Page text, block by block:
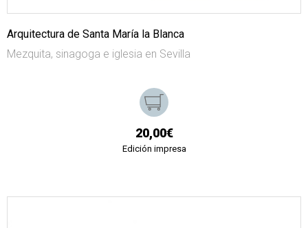
Arquitectura de Santa María la Blanca
Mezquita, sinagoga e iglesia en Sevilla
20,00€
Edición impresa